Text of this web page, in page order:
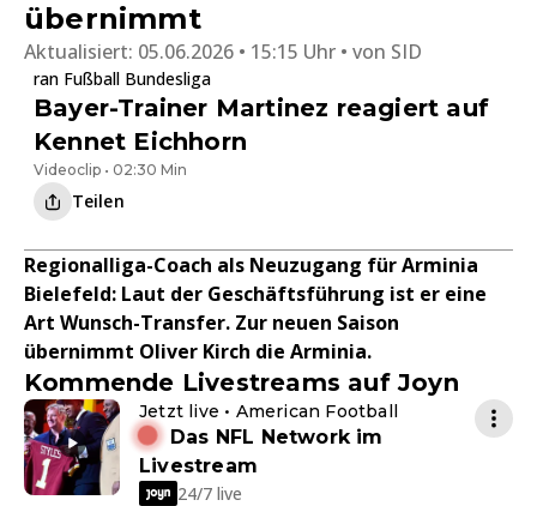
übernimmt
Aktualisiert: 05.06.2026 • 15:15 Uhr von SID
ran Fußball Bundesliga
Bayer-Trainer Martinez reagiert auf
Kennet Eichhorn
Videoclip • 02:30 Min
Teilen
Regionalliga-Coach als Neuzugang für Arminia
Bielefeld: Laut der Geschäftsführung ist er eine
Art Wunsch-Transfer. Zur neuen Saison
übernimmt Oliver Kirch die Arminia.
Kommende Livestreams auf Joyn
Jetzt live • American Football
Das NFL Network im
Livestream
24/7 live